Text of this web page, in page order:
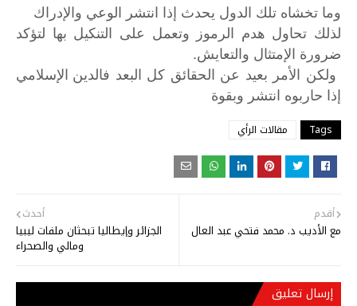
وما تخشاه تلك الدول يحدث إذا انتشر الوعي والإدراك
لذلك تحاول هدم الرموز وتعمل على التنكيل بها لتؤكد
ضرورة الإمتثال والتعايش.
ولكن الأمر بعيد عن الحقائق كل البعد فالدين الإسلامي
إذا حاربوه انتشر وبقوة
Tags مقالات الرأي
أحدث
الجزائر وإيطاليا تبحثان ملفات ليبيا
ومالي والصحراء
أقدم
مع الأديب د. محمد فتحي عبد العال
إرسال تعليق